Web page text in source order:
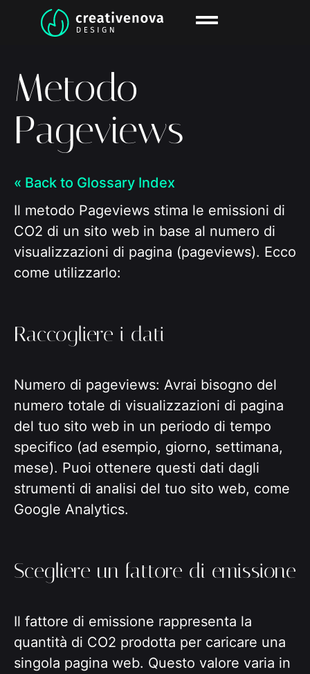
Metodo
Pageviews
« Back to Glossary Index
Il metodo Pageviews stima le emissioni di
CO2 di un sito web in base al numero di
visualizzazioni di pagina (pageviews). Ecco
come utilizzarlo:
Raccogliere i dati
Numero di pageviews: Avrai bisogno del
numero totale di visualizzazioni di pagina
del tuo sito web in un periodo di tempo
specifico (ad esempio, giorno, settimana,
mese). Puoi ottenere questi dati dagli
strumenti di analisi del tuo sito web, come
Google Analytics.
Scegliere un fattore di emissione
Il fattore di emissione rappresenta la
quantità di CO2 prodotta per caricare una
singola pagina web. Questo valore varia in